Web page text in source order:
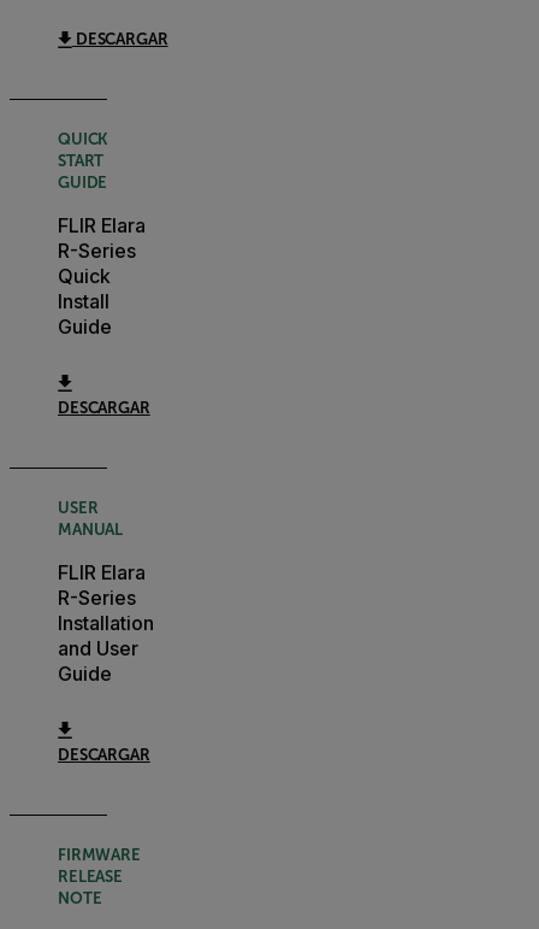
DESCARGAR
QUICK
START
GUIDE
FLIR Elara
R-Series
Quick
Install
Guide
DESCARGAR
USER
MANUAL
FLIR Elara
R-Series
Installation
and User
Guide
DESCARGAR
FIRMWARE
RELEASE
NOTE